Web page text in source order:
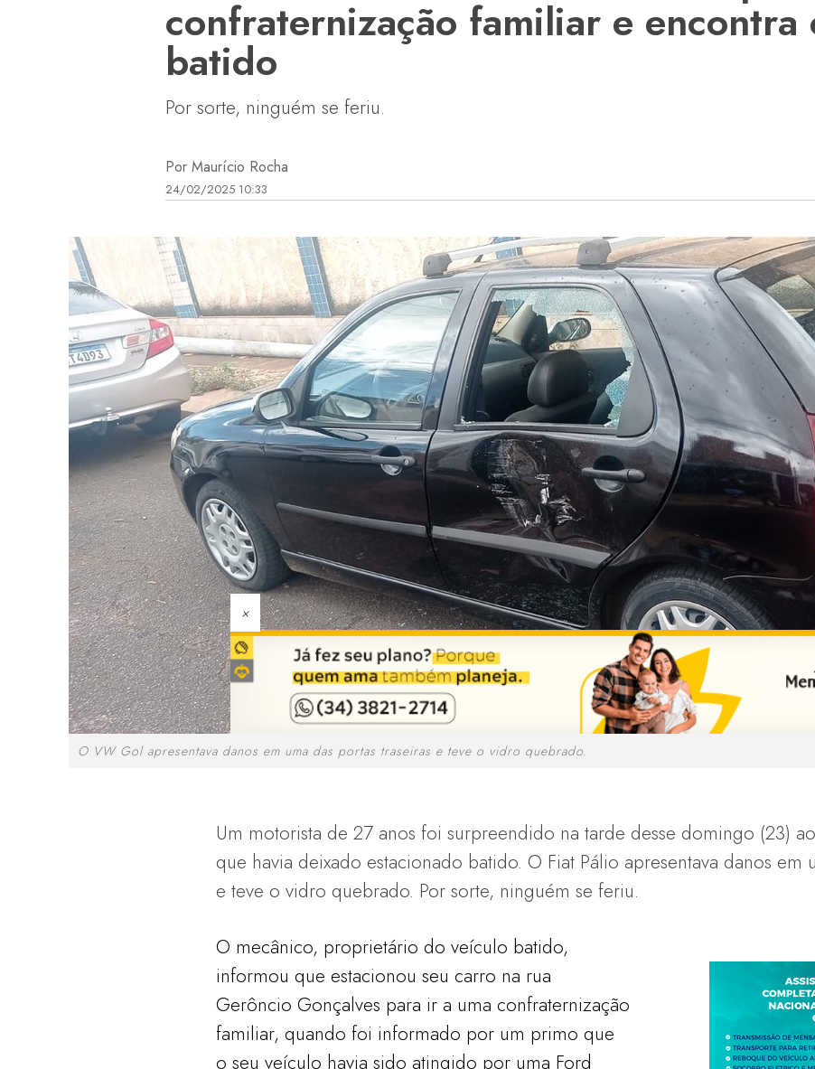
confraternização familiar e encontra
batido
Por sorte, ninguém se feriu.
Por Maurício Rocha
24/02/2025 10:33
×
O VW Gol apresentava danos em uma das portas traseiras e teve o vidro quebrado.
Um motorista de 27 anos foi surpreendido na tarde desse domingo (23)
que havia deixado estacionado batido. O Fiat Pálio apresentava danos em
e teve o vidro quebrado. Por sorte, ninguém se feriu.
O mecânico, proprietário do veículo batido,
informou que estacionou seu carro na rua
Gerôncio Gonçalves para ir a uma confraternização
familiar, quando foi informado por um primo que
o seu veículo havia sido atingido por uma Ford